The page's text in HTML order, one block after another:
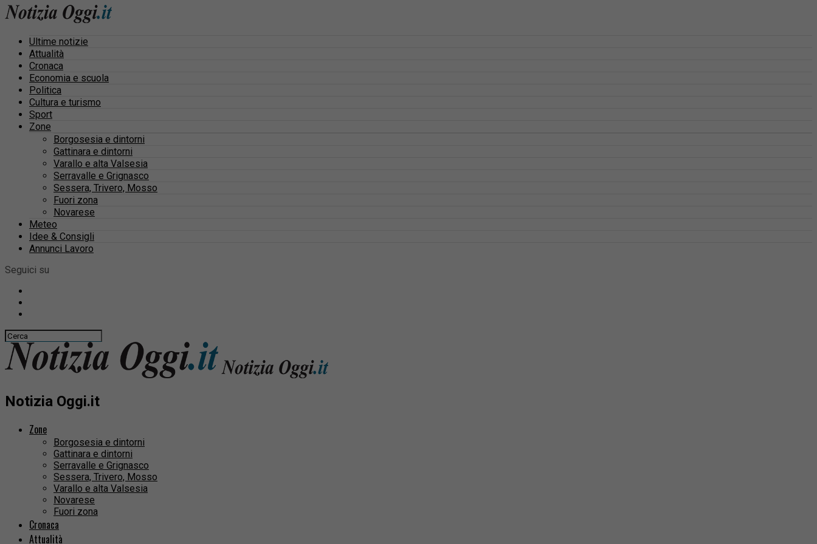
Ultime notizie
Attualità
Cronaca
Economia e scuola
Politica
Cultura e turismo
Sport
Zone
Borgosesia e dintorni
Gattinara e dintorni
Varallo e alta Valsesia
Serravalle e Grignasco
Sessera, Trivero, Mosso
Fuori zona
Novarese
Meteo
Idee & Consigli
Annunci Lavoro
Seguici su
Notizia Oggi.it
Zone
Borgosesia e dintorni
Gattinara e dintorni
Serravalle e Grignasco
Sessera, Trivero, Mosso
Varallo e alta Valsesia
Novarese
Fuori zona
Cronaca
Attualità